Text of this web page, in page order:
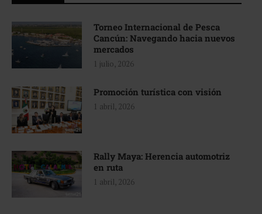
Torneo Internacional de Pesca
Cancún: Navegando hacia nuevos
mercados
1 julio, 2026
Promoción turística con visión
1 abril, 2026
Rally Maya: Herencia automotriz
en ruta
1 abril, 2026